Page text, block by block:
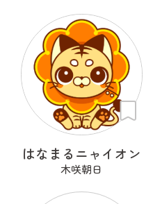
はなまるニャイオン
木咲朝日